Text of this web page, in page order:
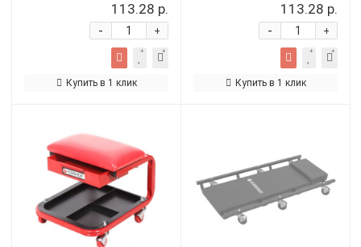
113.28 р.
+
-
Купить в 1 клик
113.28 р.
+
-
Купить в 1 клик